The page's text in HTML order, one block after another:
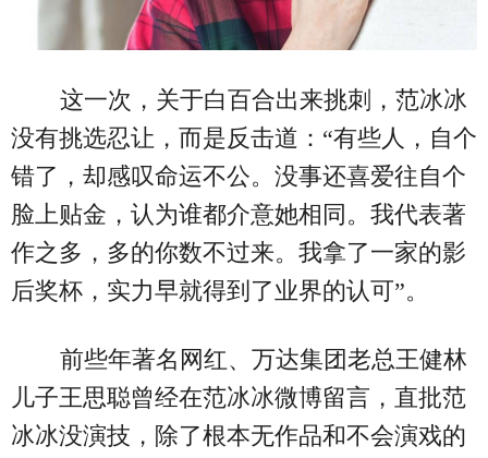
这一次，关于白百合出来挑刺，范冰冰
没有挑选忍让，而是反击道：“有些人，自个
错了，却感叹命运不公。没事还喜爱往自个
脸上贴金，认为谁都介意她相同。我代表著
作之多，多的你数不过来。我拿了一家的影
后奖杯，实力早就得到了业界的认可”。
前些年著名网红、万达集团老总王健林
儿子王思聪曾经在范冰冰微博留言，直批范
冰冰没演技，除了根本无作品和不会演戏的